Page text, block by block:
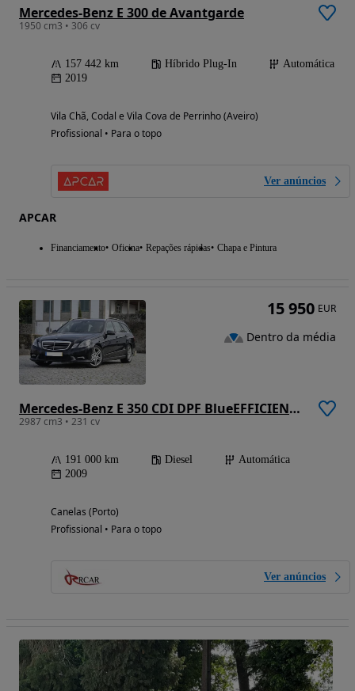
Mercedes-Benz E 300 de Avantgarde
1950 cm3 • 306 cv
157 442 km Híbrido Plug-In
Automática
2019
Vila Chã, Codal e Vila Cova de Perrinho (Aveiro)
Profissional • Para o topo
Ver anúncios
APCAR
Financiamento Oficina Repações rápidas Chapa e Pintura
Mercedes-Benz E 350 CDI DPF BlueEFFICIENCY 7G-TRONIC Avantgarde
2987 cm3 • 231 cv
191 000 km Diesel
Automática
2009
Canelas (Porto)
Profissional • Para o topo
Ver anúncios
15 950 EUR
Dentro da média